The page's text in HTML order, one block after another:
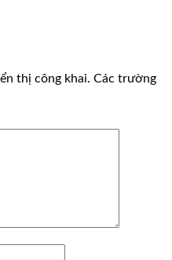
thị công khai. Các trường